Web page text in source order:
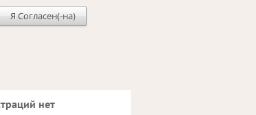
Я Согласен(-на)
нет